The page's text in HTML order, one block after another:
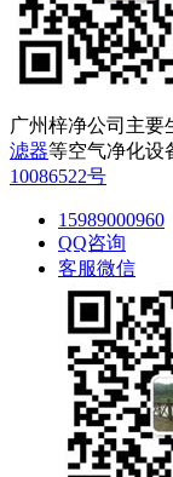
广州梓净公司主要
滤器等空气净化设
10086522号
15989000960
QQ咨询
客服微信